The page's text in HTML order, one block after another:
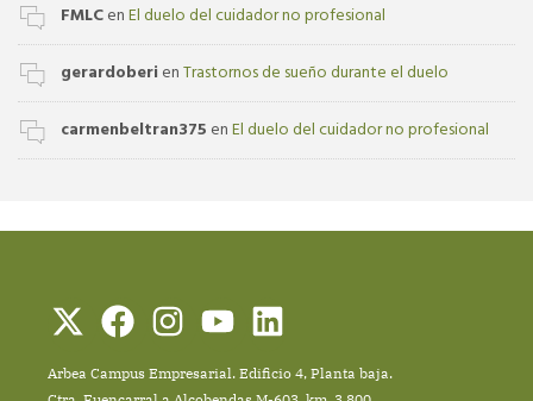
FMLCenEl duelo del cuidador no profesional
gerardoberi enTrastornos de sueño durante el duelo
carmenbeltran375 enEl duelo del cuidador no profesional
Arbea Campus Empresarial. Edificio 4, Planta baja.